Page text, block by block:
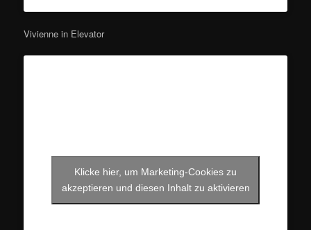
Vivienne in Elevator
Klicke hier, um Marketing-Cookies zu
akzeptieren und diesen Inhalt zu aktivieren